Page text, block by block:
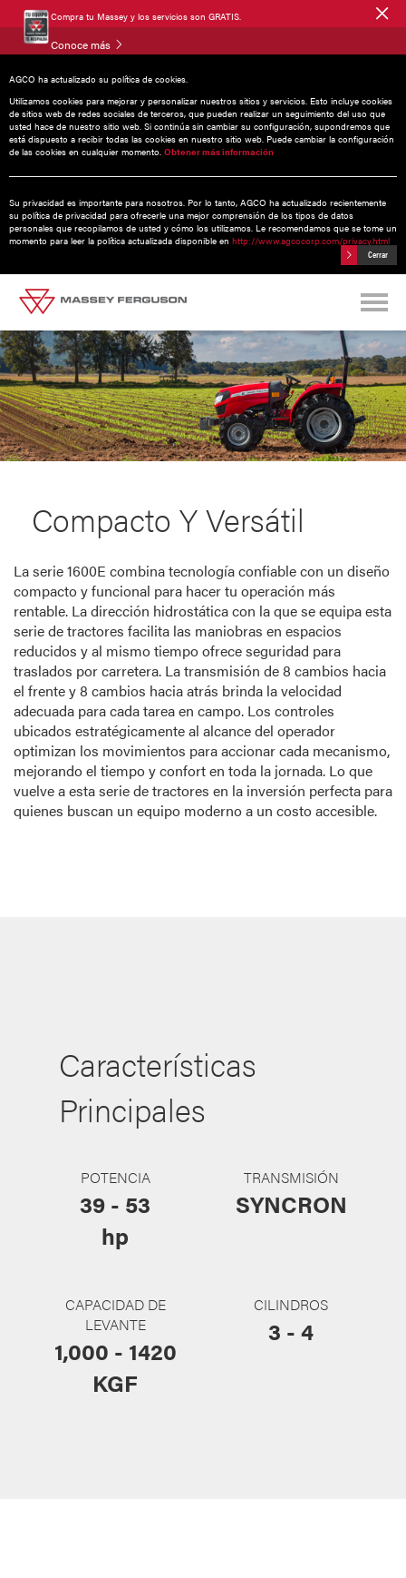
Compra tu Massey y los servicios son GRATIS.
Conoce más
AGCO ha actualizado su política de cookies.
Utilizamos cookies para mejorar y personalizar nuestros sitios y servicios. Esto incluye cookies
de sitios web de redes sociales de terceros, que pueden realizar un seguimiento del uso que
usted hace de nuestro sitio web. Si continúa sin cambiar su configuración, supondremos que
está dispuesto a recibir todas las cookies en nuestro sitio web. Puede cambiar la configuración
de las cookies en cualquier momento. Obtener más información
Su privacidad es importante para nosotros. Por lo tanto, AGCO ha actualizado recientemente
su política de privacidad para ofrecerle una mejor comprensión de los tipos de datos
personales que recopilamos de usted y cómo los utilizamos. Le recomendamos que se tome un
momento para leer la política actualizada disponible en http://www.agcocorp.com/privacy.html
Cerrar
MF 1600 E| 39 - 53 HP
Compacto Y Versátil
La serie 1600E combina tecnología confiable con un diseño
compacto y funcional para hacer tu operación más
rentable. La dirección hidrostática con la que se equipa esta
serie de tractores facilita las maniobras en espacios
reducidos y al mismo tiempo ofrece seguridad para
traslados por carretera. La transmisión de 8 cambios hacia
el frente y 8 cambios hacia atrás brinda la velocidad
adecuada para cada tarea en campo. Los controles
ubicados estratégicamente al alcance del operador
optimizan los movimientos para accionar cada mecanismo,
mejorando el tiempo y confort en toda la jornada. Lo que
vuelve a esta serie de tractores en la inversión perfecta para
quienes buscan un equipo moderno a un costo accesible.
Características
Principales
POTENCIA
39 - 53
hp
TRANSMISIÓN
SYNCRON
CAPACIDAD DE
LEVANTE
1,000 - 1420
KGF
CILINDROS
3 - 4